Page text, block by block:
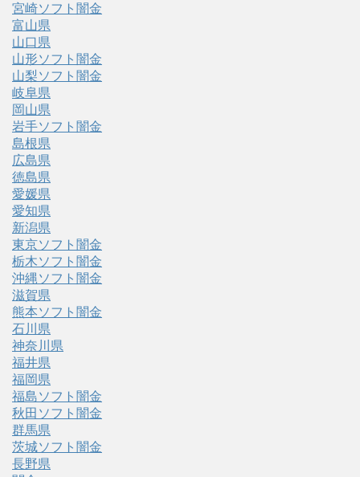
宮崎ソフト闇金
富山県
山口県
山形ソフト闇金
山梨ソフト闇金
岐阜県
岡山県
岩手ソフト闇金
島根県
広島県
徳島県
愛媛県
愛知県
新潟県
東京ソフト闇金
栃木ソフト闇金
沖縄ソフト闇金
滋賀県
熊本ソフト闇金
石川県
神奈川県
福井県
福岡県
福島ソフト闇金
秋田ソフト闇金
群馬県
茨城ソフト闇金
長野県